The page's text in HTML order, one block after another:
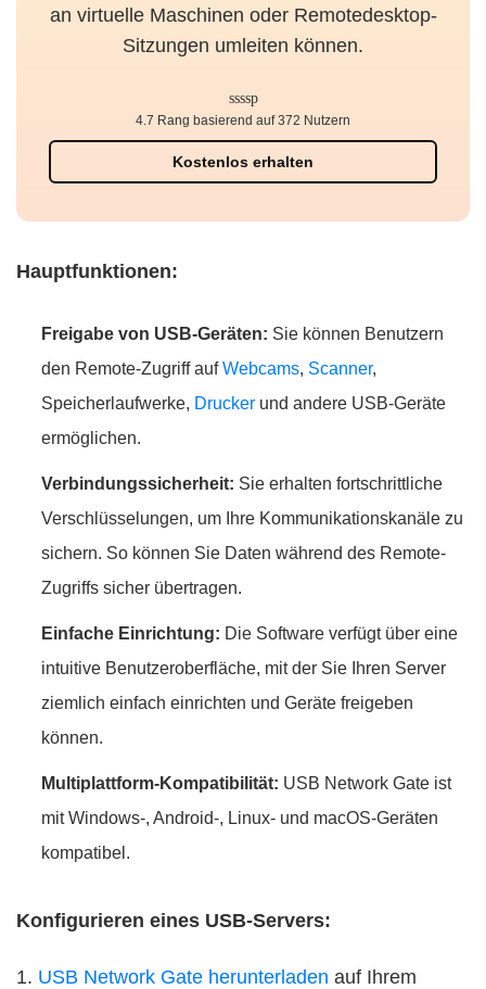
an virtuelle Maschinen oder Remotedesktop-
Sitzungen umleiten können.
Kostenlos erhalten
4.7 Rang basierend auf 372 Nutzern
Hauptfunktionen:
Freigabe von USB-Geräten: Sie können Benutzern
den Remote-Zugriff aufWebcams, Scanner,
Speicherlaufwerke, Drucker und andere USB-Geräte
ermöglichen.
Verbindungssicherheit: Sie erhalten fortschrittliche
Verschlüsselungen, um Ihre Kommunikationskanäle zu
sichern. So können Sie Daten während des Remote-
Zugriffs sicher übertragen.
Einfache Einrichtung: Die Software verfügt über eine
intuitive Benutzeroberfläche, mit der Sie Ihren Server
ziemlich einfach einrichten und Geräte freigeben
können.
Multiplattform-Kompatibilität: USB Network Gate ist
mit Windows-, Android-, Linux- und macOS-Geräten
kompatibel.
Konfigurieren eines USB-Servers:
1. USB Network Gate herunterladen auf Ihrem